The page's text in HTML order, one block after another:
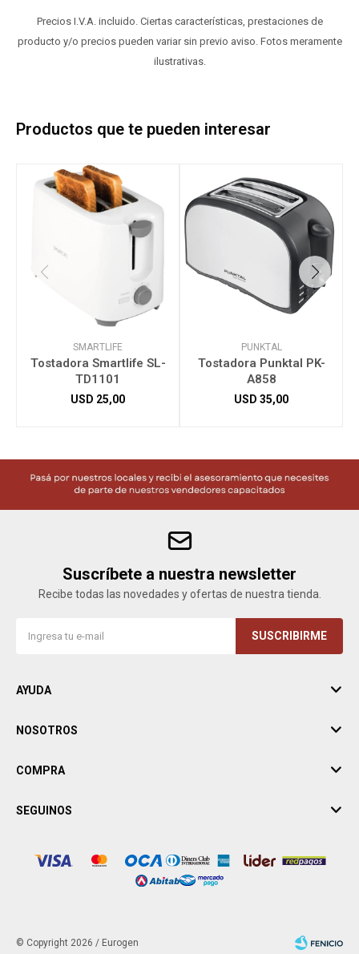
Precios I.V.A. incluido. Ciertas características, prestaciones de
producto y/o precios pueden variar sin previo aviso. Fotos meramente
ilustrativas.
Productos que te pueden interesar
SMARTLIFE
Tostadora Smartlife SL-
TD1101
USD 25,00
PUNKTAL
Tostadora Punktal PK-
A858
USD 35,00
Suscríbete a nuestra newsletter
Recibe todas las novedades y ofertas de nuestra tienda.
SUSCRIBIRME
AYUDA
NOSOTROS
COMPRA
SEGUINOS
© Copyright 2026 / Eurogen